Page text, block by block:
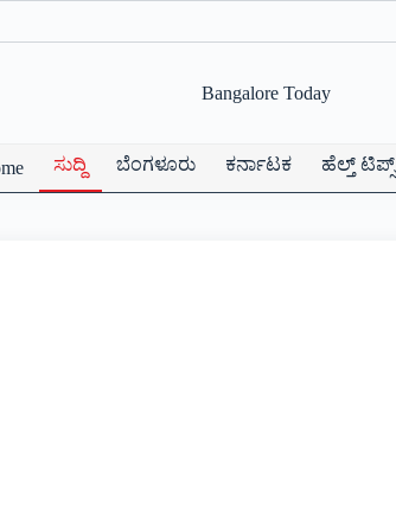
Bangalore Today
ಸುದ್ದಿ ಬೆಂಗಳೂರು ಕರ್ನಾಟಕ ಹೆಲ್ತ್ ಟಿಪ್ಸ್